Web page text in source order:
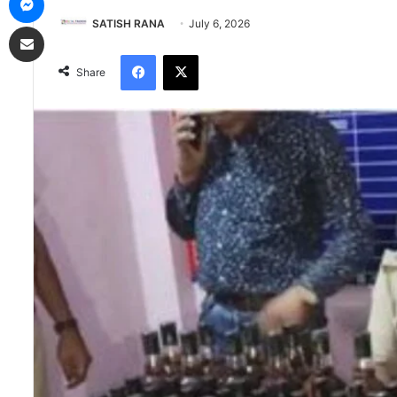
SATISH RANA July 6, 2026
Share
Facebook
X
Share via Email